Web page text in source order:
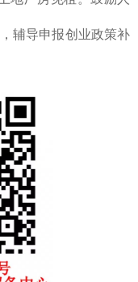
辅导申报创业政策补